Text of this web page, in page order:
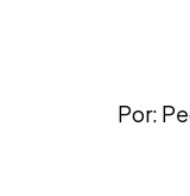
Por: